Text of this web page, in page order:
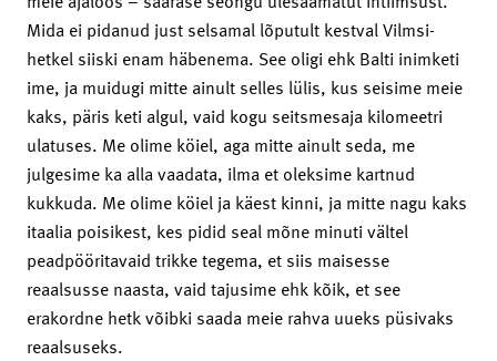
Mida ei pidanud just selsamal lõputult kestval Vilmsi-
hetkel siiski enam häbenema. See oligi ehk Balti inimketi
ime, ja muidugi mitte ainult selles lülis, kus seisime meie
kaks, päris keti algul, vaid kogu seitsmesaja kilomeetri
ulatuses. Me olime köiel, aga mitte ainult seda, me
julgesime ka alla vaadata, ilma et oleksime kartnud
kukkuda. Me olime köiel ja käest kinni, ja mitte nagu kaks
itaalia poisikest, kes pidid seal mõne minuti vältel
peadpööritavaid trikke tegema, et siis maisesse
reaalsusse naasta, vaid tajusime ehk kõik, et see
erakordne hetk võibki saada meie rahva uueks püsivaks
reaalsuseks.